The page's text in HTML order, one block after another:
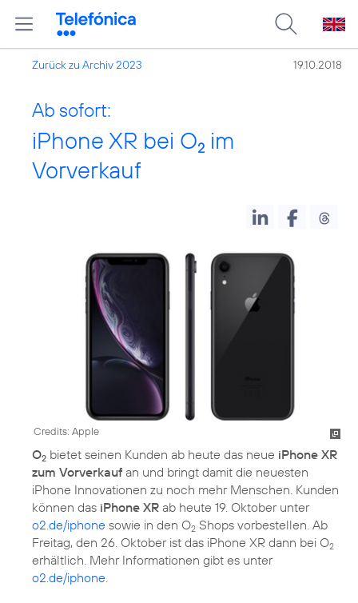
Zurück zu Archiv 2023 19.10.2018
Ab sofort:
iPhone XR bei O2 im
Vorverkauf
Credits: Apple
O2 bietet seinen Kunden ab heute das neue iPhone XR
zum Vorverkauf an und bringt damit die neuesten
iPhone Innovationen zu noch mehr Menschen. Kunden
können das iPhone XR ab heute 19. Oktober unter
o2.de/iphone sowie in den O2 Shops vorbestellen. Ab
Freitag, den 26. Oktober ist das iPhone XR dann bei O2
erhältlich. Mehr Informationen gibt es unter
o2.de/iphone